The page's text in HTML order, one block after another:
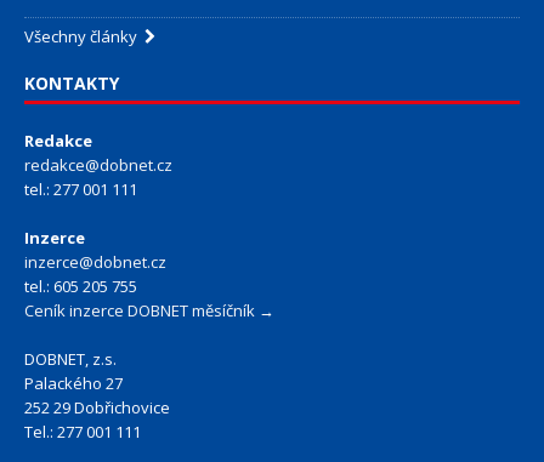
Všechny články
KONTAKTY
Redakce
redakce@dobnet.cz
tel.: 277 001 111
Inzerce
inzerce@dobnet.cz
tel.: 605 205 755
Ceník inzerce DOBNET měsíčník →
DOBNET, z.s.
Palackého 27
252 29 Dobřichovice
Tel.: 277 001 111